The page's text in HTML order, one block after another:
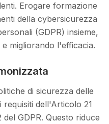
Erogare formazione
della cybersicurezza
(GDPR) insieme,
migliorando l'efficacia.
di sicurezza delle
dell'Articolo 21
GDPR. Questo riduce